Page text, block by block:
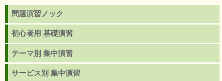
問題演習ノック
初心者用 基礎演習
テーマ別 集中演習
サービス別 集中演習